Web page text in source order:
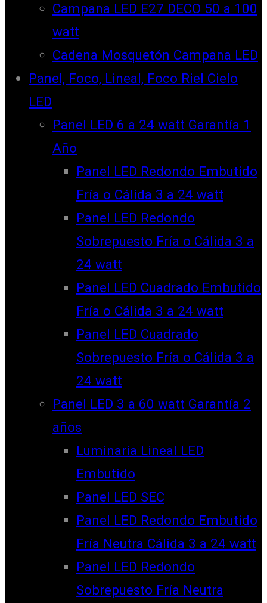
Campana LED E27 DECO 50 a 100
watt
Cadena Mosquetón Campana LED
Panel, Foco, Lineal, Foco Riel Cielo
LED
Panel LED 6 a 24 watt Garantía 1
Año
Panel LED Redondo Embutido
Fría o Cálida 3 a 24 watt
Panel LED Redondo
Sobrepuesto Fría o Cálida 3 a
24 watt
Panel LED Cuadrado Embutido
Fría o Cálida 3 a 24 watt
Panel LED Cuadrado
Sobrepuesto Fría o Cálida 3 a
24 watt
Panel LED 3 a 60 watt Garantía 2
años
Luminaria Lineal LED
Embutido
Panel LED SEC
Panel LED Redondo Embutido
Fría Neutra Cálida 3 a 24 watt
Panel LED Redondo
Sobrepuesto Fría Neutra